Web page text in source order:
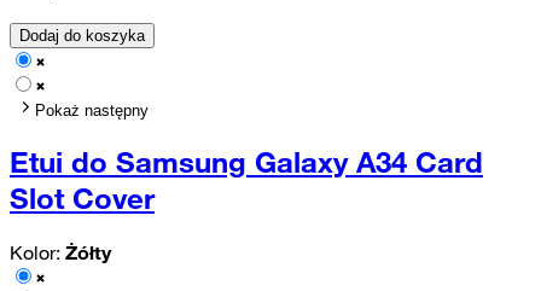
Dodaj do koszyka
Pokaż następny
Etui do Samsung Galaxy A34 Card
Slot Cover
Kolor: Żółty